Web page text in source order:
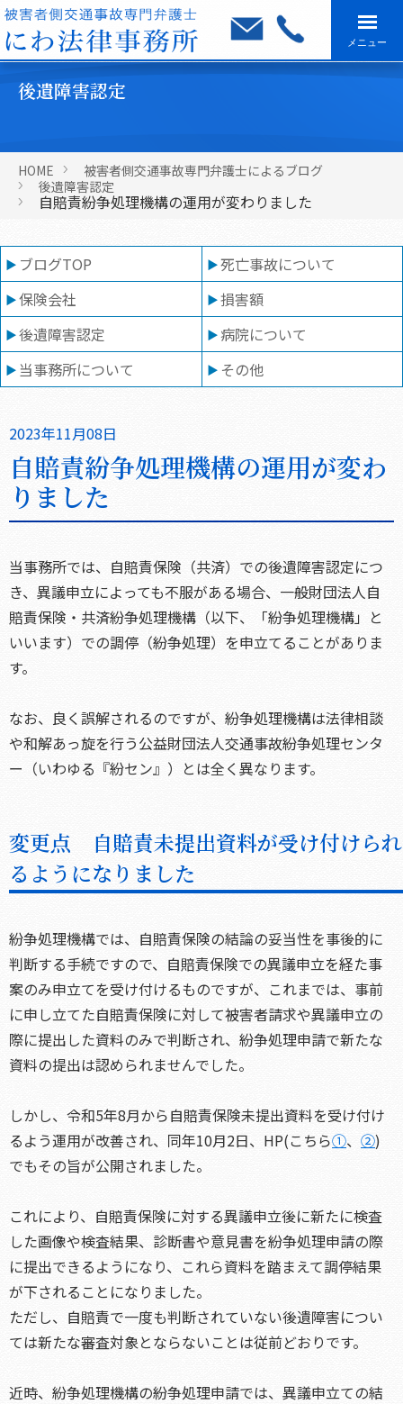
メニュー
後遺障害認定
HOME
被害者側交通事故専門弁護士によるブログ
後遺障害認定
自賠責紛争処理機構の運用が変わりました
ブログTOP
死亡事故について
保険会社
損害額
後遺障害認定
病院について
当事務所について
その他
2023年11月08日
自賠責紛争処理機構の運用が変わ
りました
当事務所では、自賠責保険（共済）での後遺障害認定につ
き、異議申立によっても不服がある場合、一般財団法人自
賠責保険・共済紛争処理機構（以下、「紛争処理機構」と
いいます）での調停（紛争処理）を申立てることがありま
す。
なお、良く誤解されるのですが、紛争処理機構は法律相談
や和解あっ旋を行う公益財団法人交通事故紛争処理センタ
ー（いわゆる『紛セン』）とは全く異なります。
変更点 自賠責未提出資料が受け付けられ
るようになりました
紛争処理機構では、自賠責保険の結論の妥当性を事後的に
判断する手続ですので、自賠責保険での異議申立を経た事
案のみ申立てを受け付けるものですが、これまでは、事前
に申し立てた自賠責保険に対して被害者請求や異議申立の
際に提出した資料のみで判断され、紛争処理申請で新たな
資料の提出は認められませんでした。
しかし、令和5年8月から自賠責保険未提出資料を受け付け
るよう運用が改善され、同年10月2日、HP(こちら①、 ②)
でもその旨が公開されました。
これにより、自賠責保険に対する異議申立後に新たに検査
した画像や検査結果、診断書や意見書を紛争処理申請の際
に提出できるようになり、これら資料を踏まえて調停結果
が下されることになりました。
ただし、自賠責で一度も判断されていない後遺障害につい
ては新たな審査対象とならないことは従前どおりです。
近時、紛争処理機構の紛争処理申請では、異議申立ての結